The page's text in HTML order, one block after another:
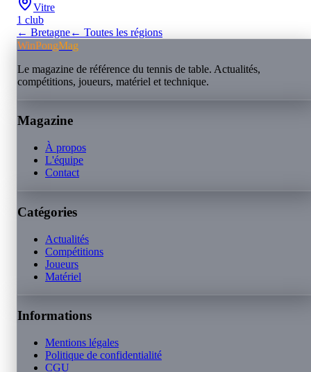
Vitre
1 club
← Bretagne← Toutes les régions
WinPongMag
Le magazine de référence du tennis de table. Actualités,
compétitions, joueurs, matériel et technique.
Magazine
À propos
L'équipe
Contact
Catégories
Actualités
Compétitions
Joueurs
Matériel
Informations
Mentions légales
Politique de confidentialité
CGU